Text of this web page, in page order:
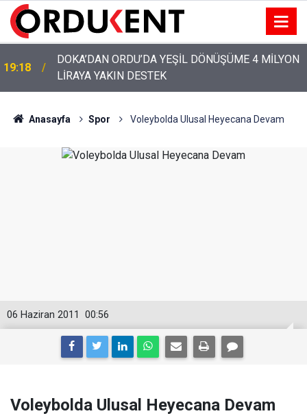
12:46
YENİ PARTİ’NİN ORDU’DAKİ 69 KİŞİLİK KURUCU
KADROSU AÇIKLANDI
Anasayfa Spor Voleybolda Ulusal Heyecana Devam
00:56
06 Haziran 2011
Voleybolda Ulusal Heyecana Devam